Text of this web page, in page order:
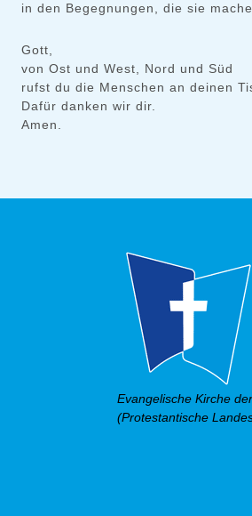
in den Begegnungen, die sie
Gott,
von Ost und West, Nord und Süd
rufst du die Menschen an deinen
Dafür danken wir dir.
Amen.
Evangelische Kirche
(Protestantische